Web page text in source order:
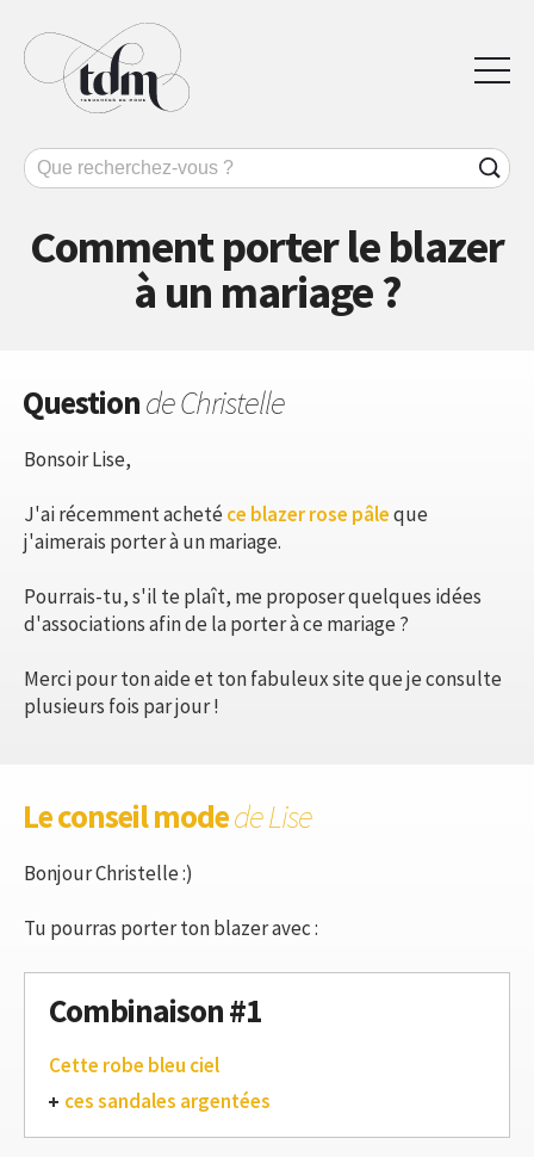
Comment porter le blazer
à un mariage ?
Questionde Christelle
Bonsoir Lise,
J'ai récemment achetéce blazer rose pâleque
j'aimerais porter à un mariage.
Pourrais-tu, s'il te plaît, me proposer quelques idées
d'associations afin de la porter à ce mariage ?
Merci pour ton aide et ton fabuleux site que je consulte
plusieurs fois par jour !
Le conseil modede Lise
Bonjour Christelle :)
Tu pourras porter ton blazer avec :
Combinaison #1
Cette robe bleu ciel
ces sandales argentées